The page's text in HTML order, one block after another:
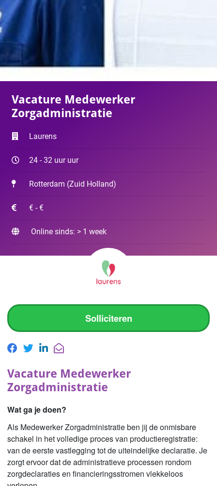
Vacature Medewerker
Zorgadministratie
Laurens
24 - 32 uur uur
Rotterdam (Zuid Holland)
€ - €
Online sinds: > 1 week
Solliciteren
Vacature Medewerker
Zorgadministratie
Wat ga je doen?
Als Medewerker Zorgadministratie ben jij de onmisbare
schakel in het volledige proces van productieregistratie:
van de eerste vastlegging tot de uiteindelijke declaratie. Je
zorgt ervoor dat de administratieve processen rondom
zorgdeclaraties en financieringsstromen vlekkeloos